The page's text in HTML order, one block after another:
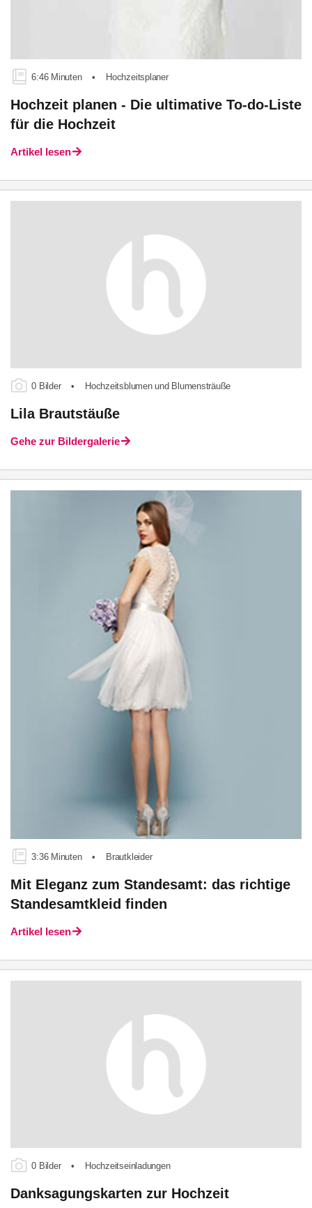
6:46 Minuten • Hochzeitsplaner
Hochzeit planen - Die ultimative To-do-Liste
für die Hochzeit
Artikel lesen
0 Bilder • Hochzeitsblumen und Blumensträuße
Lila Brautstäuße
Gehe zur Bildergalerie
3:36 Minuten • Brautkleider
Mit Eleganz zum Standesamt: das richtige
Standesamtkleid finden
Artikel lesen
0 Bilder • Hochzeitseinladungen
Danksagungskarten zur Hochzeit